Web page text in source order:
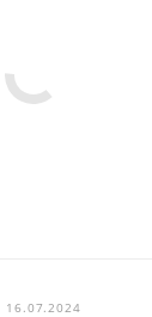
16.07.2024